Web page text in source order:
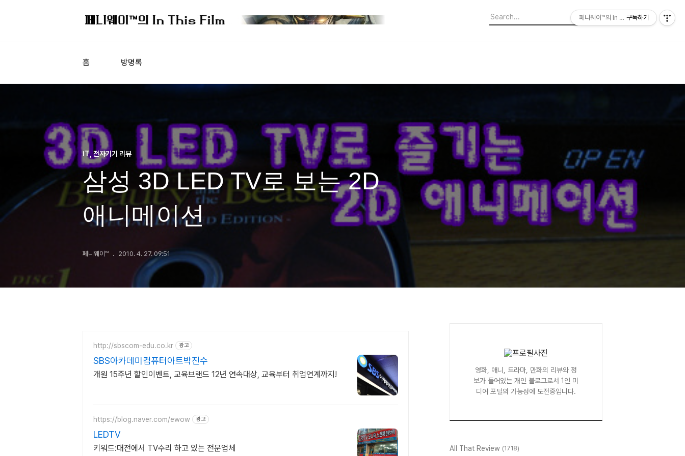
홈 방명록
IT, 전자기기 리뷰
삼성 3D LED TV로 보는 2D
애니메이션
페니웨이™ 2010. 4. 27. 09:51
http://sbscom-edu.co.kr 광고
SBS아카데미컴퓨터아트박진수
개원 15주년 할인이벤트, 교육브랜드 12년 연속대상, 교육부터 취업연계까지!
https://blog.naver.com/ewow 광고
LEDTV
키워드:대전에서 TV수리 하고 있는 전문업체
영화, 애니, 드라마, 만화의 리뷰와 정
보가 들어있는 개인 블로그로서 1인 미
디어 포털의 가능성에 도전중입니다.
All That Review (1718)
페니웨이™의 In This Film
구독하기